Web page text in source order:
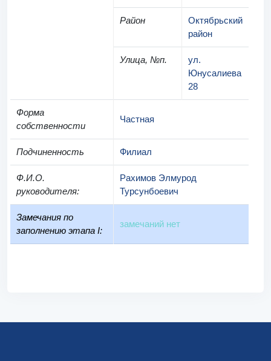
Район
Октябрьский
район
Улица, №п.
ул.
Юнусалиева
28
Форма
собственности
Частная
Подчиненность Филиал
Ф.И.О.
руководителя:
Рахимов Элмурод
Турсунбоевич
Замечания по
заполнению этапа I:
замечаний нет